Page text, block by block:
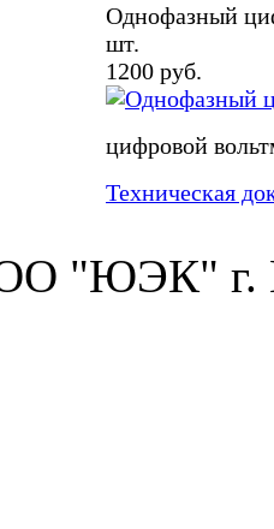
Однофазный
шт.
1200 руб.
цифровой
Техническая
"ЮЭК" г.